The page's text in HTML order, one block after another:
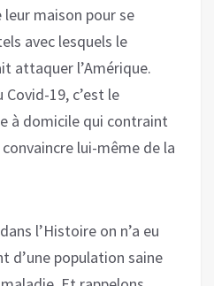
maison pour se
avec lesquels le
attaquer l’Amérique.
19, c’est le
à domicile qui contraint
lui-même de la
l’Histoire on n’a eu
d’une population saine